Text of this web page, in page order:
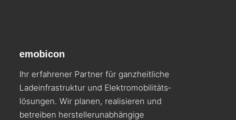
emobicon
Ihr erfahrener Partner für ganzheitliche
Ladeinfrastruktur und Elektromobilitäts­
lösungen. Wir planen, realisieren und
betreiben herstellerunabhängige